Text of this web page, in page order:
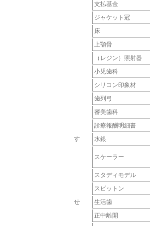
支払基金
ジャケット冠
床
上顎骨
（レジン）照射器
小児歯科
シリコン印象材
歯列弓
審美歯科
診療報酬明細書
す
水銀
スケーラー
スタディモデル
スピットン
せ
生活歯
正中離開